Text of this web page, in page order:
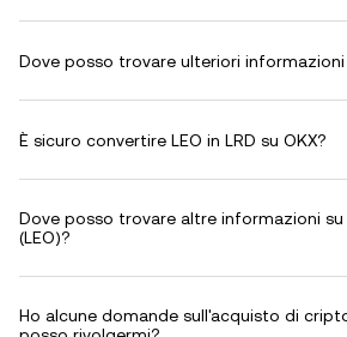
Dove posso trovare ulteriori
È sicuro convertire LEO in LRD su OKX?
Dove posso trovare altre informazioni su
(LEO)?
Ho alcune domande sull'acquisto di